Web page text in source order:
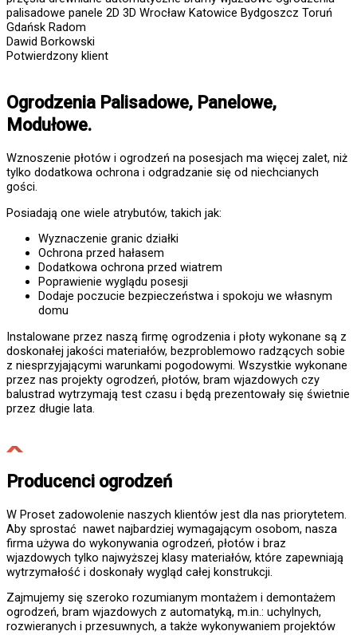
Dawid Borkowski
Potwierdzony klient
Ogrodzenia Palisadowe, Panelowe,
Modułowe.
Wznoszenie płotów i ogrodzeń na posesjach ma więcej zalet, niż
tylko dodatkowa ochrona i odgradzanie się od niechcianych
gości.
Posiadają one wiele atrybutów, takich jak:
Wyznaczenie granic działki
Ochrona przed hałasem
Dodatkowa ochrona przed wiatrem
Poprawienie wyglądu posesji
Dodaje poczucie bezpieczeństwa i spokoju we własnym
domu
Instalowane przez naszą firmę ogrodzenia i płoty wykonane są z
doskonałej jakości materiałów, bezproblemowo radzących sobie
z niesprzyjającymi warunkami pogodowymi. Wszystkie wykonane
przez nas projekty ogrodzeń, płotów, bram wjazdowych czy
balustrad wytrzymają test czasu i będą prezentowały się świetnie
przez długie lata.
Producenci ogrodzeń
W Proset zadowolenie naszych klientów jest dla nas priorytetem.
Aby sprostać nawet najbardziej wymagającym osobom, nasza
firma używa do wykonywania ogrodzeń, płotów i braz
wjazdowych tylko najwyższej klasy materiałów, które zapewniają
wytrzymałość i doskonały wygląd całej konstrukcji.
Zajmujemy się szeroko rozumianym montażem i demontażem
ogrodzeń, bram wjazdowych z automatyką, m.in.: uchylnych,
rozwieranych i przesuwnych, a także wykonywaniem projektów